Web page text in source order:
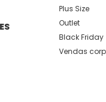
Plus Size
Outlet
Black Friday
Vendas